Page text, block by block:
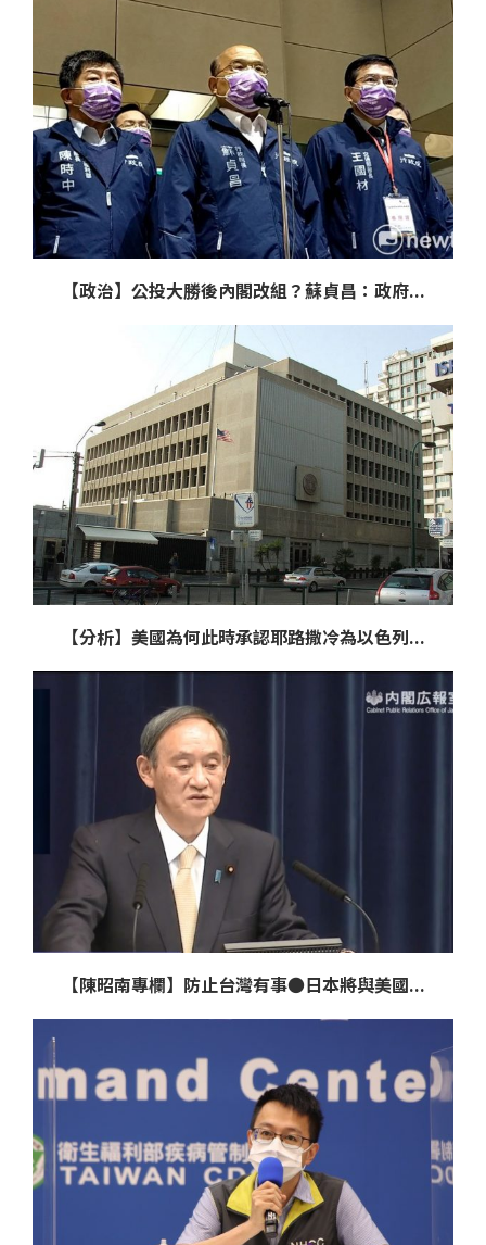
【政治】公投大勝後內閣改組？蘇貞昌：政府...
【分析】美國為何此時承認耶路撒冷為以色列...
【陳昭南專欄】防止台灣有事●日本將與美國...